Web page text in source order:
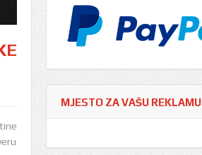
MJESTO ZA VAŠU REKLAMU